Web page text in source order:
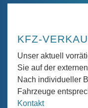
KFZ-
Unser aktuell
Sie auf der
Nach individueller
Fahrzeuge
Kontakt